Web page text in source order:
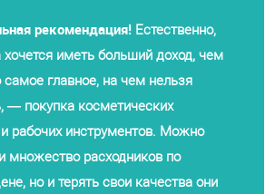
рекомендация! Естественно,
хочется иметь больший доход, чем
самое главное, на чем нельзя
— покупка косметических
и рабочих инструментов. Можно
множество расходников по
но и терять свои качества они